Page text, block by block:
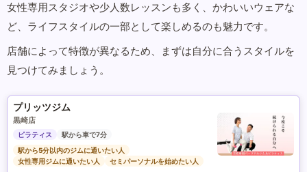
女性専用スタジオや少人数レッスンも多く、かわいいウェアな
ど、ライフスタイルの一部として楽しめるのも魅力です。
店舗によって特徴が異なるため、まずは自分に合うスタイルを
見つけてみましょう。
プリッツジム
黒崎店
ピラティス
駅から車で7分
駅から5分以内のジムに通いたい人
女性専用ジムに通いたい人
セミパーソナルを始めたい人